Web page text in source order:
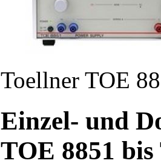
Toellner TOE
Einzel- und
TOE 8851